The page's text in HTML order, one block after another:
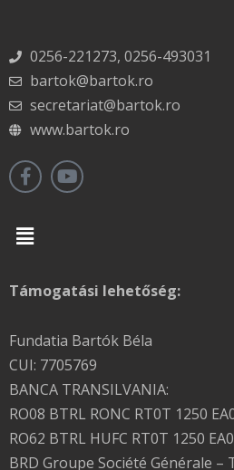
0256-221273, 0256-493031
bartok@bartok.ro
secretariat@bartok.ro
www.bartok.ro
Menu
Támogatási lehetőség:
Fundatia Bartók Béla
CUI: 7705769
BANCA TRANSILVANIA:
RO08 BTRL RONC RT0T 1250
RO62 BTRL HUFC RT0T 1250
BRD Groupe Société Générale –